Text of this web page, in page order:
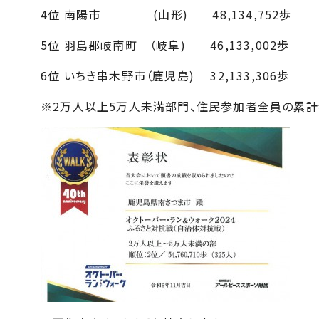
4位 南陽市 (山形) 48,134,752歩
5位 羽島郡岐南町 （岐阜) 46,133,002歩
6位 いちき串木野市（鹿児島) 32,133,306歩
※2万人以上5万人未満部門、住民参加者全員の累